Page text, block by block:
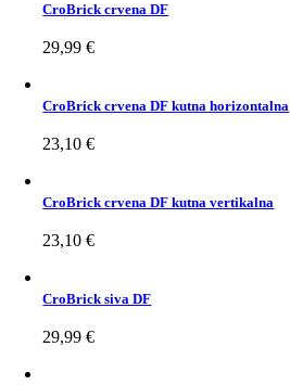
CroBrick crvena DF
29,99€
CroBrick crvena DF kutna horizontalna
23,10€
CroBrick crvena DF kutna vertikalna
23,10€
CroBrick siva DF
29,99€